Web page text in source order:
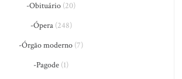
-Obituário (20)
-Ópera(248)
-Órgão moderno (7)
-Pagode (1)